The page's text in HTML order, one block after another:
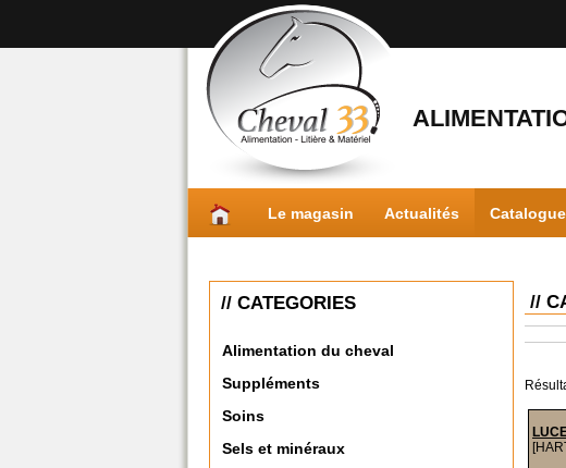
Le magasin Actualités Catalogue
// CATEGORIES
Alimentation du cheval
Suppléments
Soins
Sels et minéraux
//